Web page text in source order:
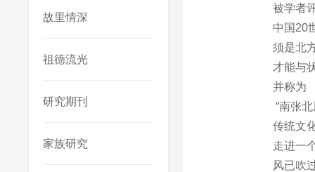
故里情深
祖德流光
研究期刊
家族研究
被学者
中国20
须是北
才能与
并称为
“南张北
传统文
走进一
风已吹